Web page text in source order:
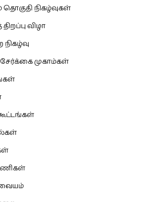
நிகழ்வுகள்
விழா
முகாம்கள்